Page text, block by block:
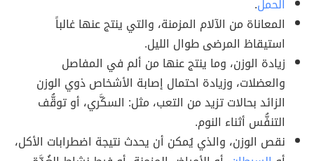
الحمل.
المعاناة من الآلام المزمنة، والتي ينتج عنها غالباً
استيقاظ المرضى طوال الليل.
زيادة الوزن، وما ينتج عنها من ألم في المفاصل
والعضلات، وزيادة احتمال إصابة الأشخاص ذوي الوزن
الزائد بحالات تزيد من التعب، مثل: السكَّري، أو توقُّف
التنفُّس أثناء النوم.
نقص الوزن، والذي يُمكن أن يحدث نتيجة اضطرابات الأكل،